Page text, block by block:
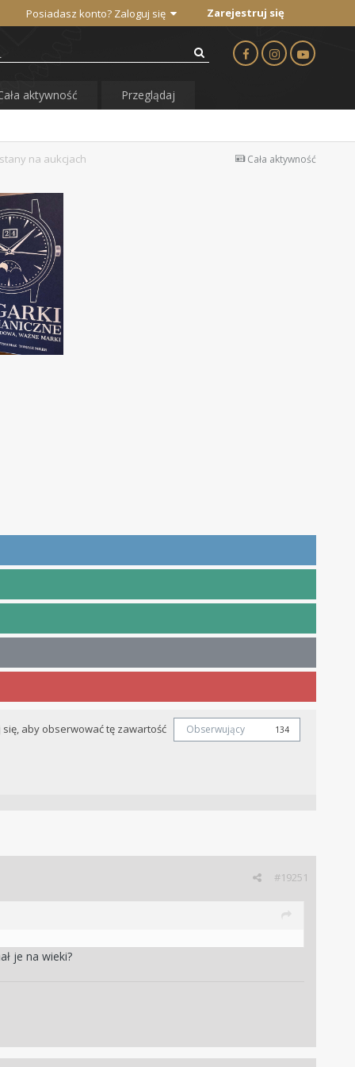
Posiadasz konto? Zaloguj się Zarejestruj się
aktywność Przeglądaj
Cała aktywność
stany na aukcjach
się, aby obserwować tę zawartość Obserwujący 134
#19251
je na wieki?